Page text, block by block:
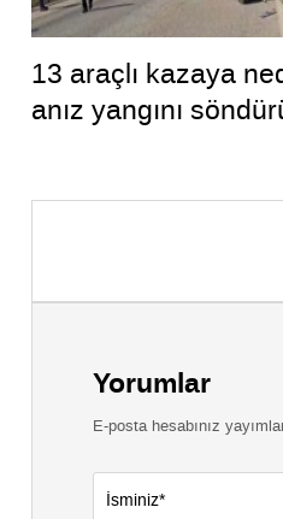
13 araçlı kazaya
anız yangını
Yorumlar
E-posta hesabınız